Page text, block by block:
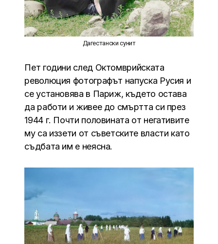
Дагестански сунит
Пет години след Октомврийската
революция фотографът напуска Русия и
се установява в Париж, където остава
да работи и живее до смъртта си през
1944 г. Почти половината от негативите
му са иззети от съветските власти като
съдбата им е неясна.